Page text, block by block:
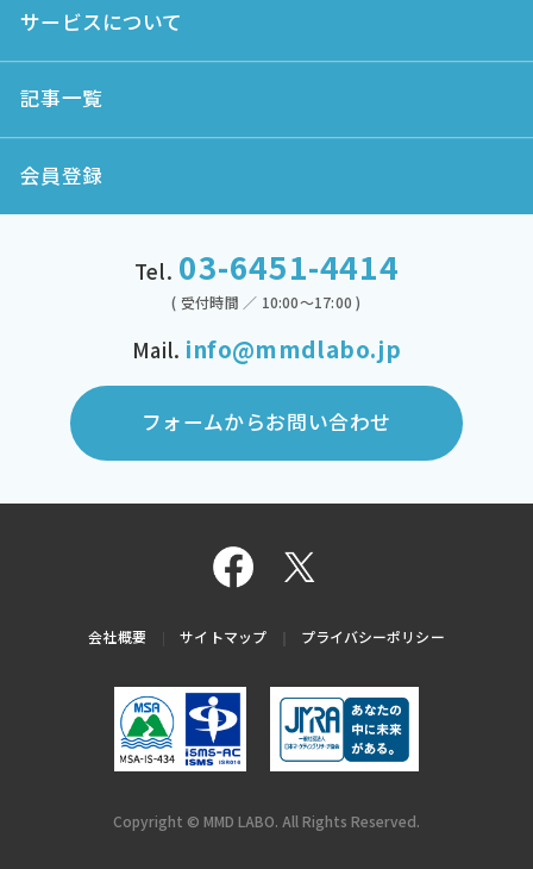
サービスについて
記事一覧
会員登録
Tel. 03-6451-4414
( 受付時間 ／ 10:00～17:00 )
Mail. info@mmdlabo.jp
フォームからお問い合わせ
会社概要 サイトマップ プライバシーポリシー
Copyright © MMD LABO. All Rights Reserved.